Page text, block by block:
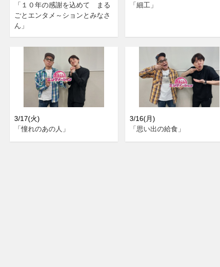
「１０年の感謝を込めて まる
ごとエンタメ～ションとみなさ
ん」
「細工」
3/17(火)
「憧れのあの人」
3/16(月)
「思い出の給食」